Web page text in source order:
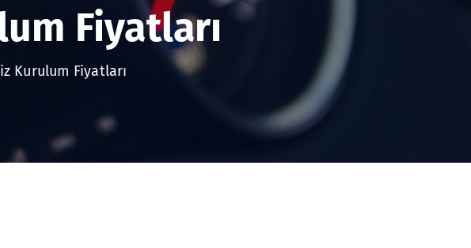
Fiyatları
Kurulum Fiyatları